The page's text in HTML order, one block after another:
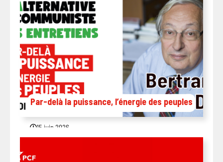
Par-delà la puissance, l’énergie des peuples
15 juin 2026